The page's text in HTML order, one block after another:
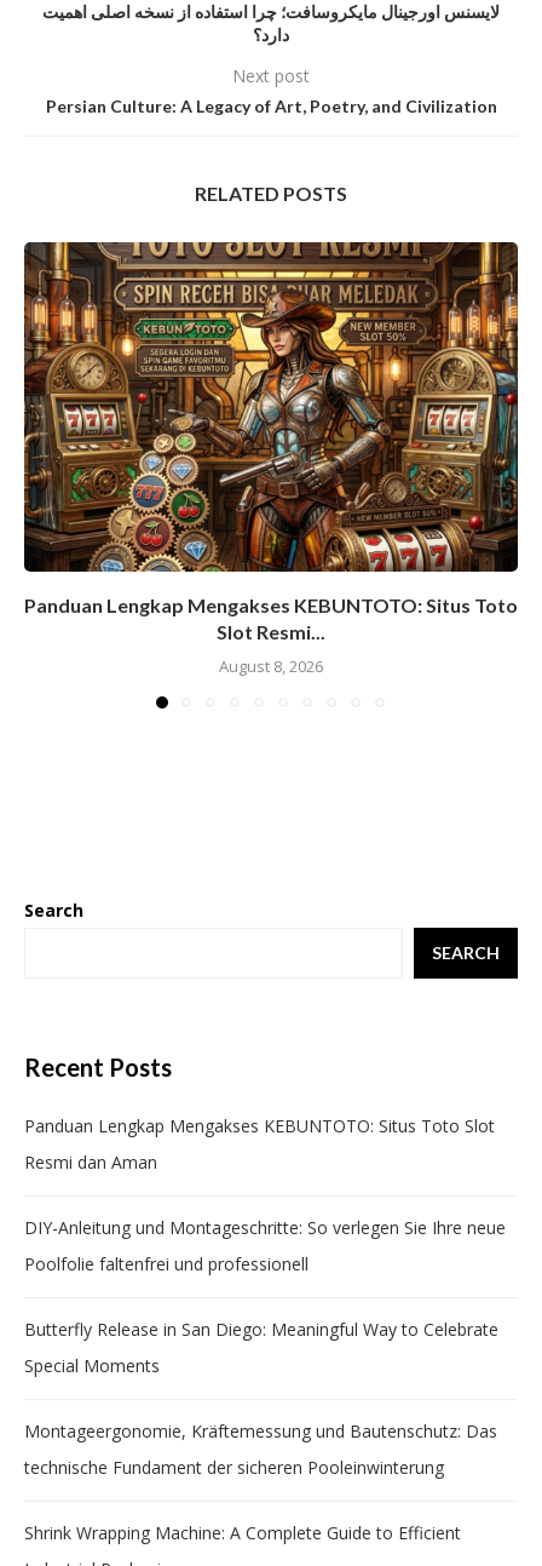
لایسنس اورجینال مایکروسافت؛ چرا استفاده از نسخه اصلی اهمیت
دارد؟
Next post
Persian Culture: A Legacy of Art, Poetry, and Civilization
RELATED POSTS
Panduan Lengkap Mengakses KEBUNTOTO: Situs Toto
Slot Resmi...
August 8, 2026
Search
SEARCH
Recent Posts
Panduan Lengkap Mengakses KEBUNTOTO: Situs Toto Slot
Resmi dan Aman
DIY-Anleitung und Montageschritte: So verlegen Sie Ihre neue
Poolfolie faltenfrei und professionell
Butterfly Release in San Diego: Meaningful Way to Celebrate
Special Moments
Montageergonomie, Kräftemessung und Bautenschutz: Das
technische Fundament der sicheren Pooleinwinterung
Shrink Wrapping Machine: A Complete Guide to Efficient